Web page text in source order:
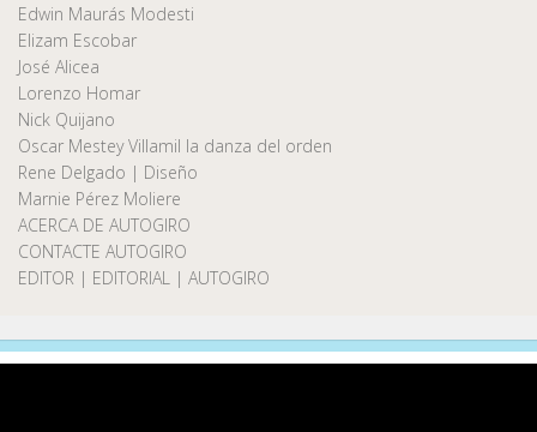
Edwin Maurás Modesti
Elizam Escobar
José Alicea
Lorenzo Homar
Nick Quijano
Oscar Mestey Villamil la danza del orden
Rene Delgado | Diseño
Marnie Pérez Moliere
ACERCA DE AUTOGIRO
CONTACTE AUTOGIRO
EDITOR | EDITORIAL | AUTOGIRO